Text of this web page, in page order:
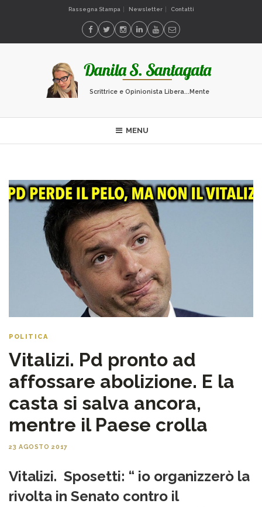
Rassegna Stampa Newsletter Contatti
Scrittrice e Opinionista Libera...Mente
MENU
POLITICA
Vitalizi. Pd pronto ad
affossare abolizione. E la
casta si salva ancora,
mentre il Paese crolla
23 AGOSTO 2017
Vitalizi. Sposetti: “ io organizzerò la
rivolta in Senato contro il